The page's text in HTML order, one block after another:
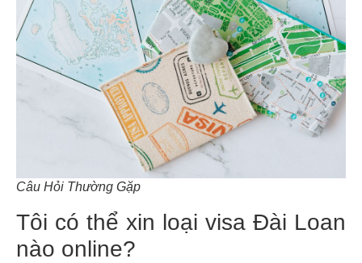
Câu Hỏi Thường Gặp
Tôi có thể xin loại visa Đài Loan
nào online?